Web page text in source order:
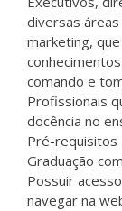
diversas
marketing,
comando e
Profissionais
docência no
Pré-requisitos
Graduação
Possuir
navegar na